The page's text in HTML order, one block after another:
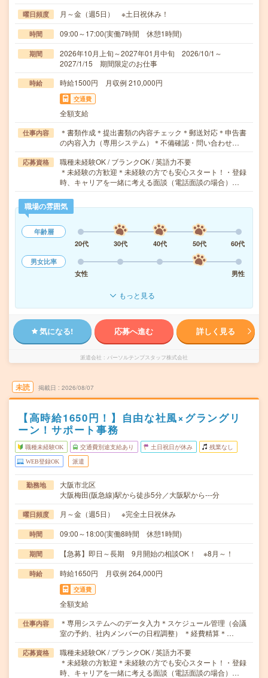
曜日頻度 月～金（週5日） ※土日祝休み！
時間 09:00～17:00(実働7時間 休憩1時間)
期間
2026年10月上旬～2027年01月中旬 2026/10/1～
2027/1/15 期間限定のお仕事
時給 時給1500円 月収例 210,000円
交通費
全額支給
仕事内容
＊書類作成＊提出書類の内容チェック＊郵送対応＊申告書
の内容入力（専用システム）＊不備確認・問い合わせ…
応募資格
職種未経験OK / ブランクOK / 英語力不要
＊未経験の方歓迎＊未経験の方でも安心スタート！・登録
時、キャリアを一緒に考える面談（電話面談の場合）…
職場の雰囲気
年齢層
20代
30代 40代 50代
60代
男女比率
女性
男性
もっと見る
気になる! 応募へ進む 詳しく見る
派遣会社 パーソルテンプスタッフ株式会社
未読 掲載日 2026/08/07
【高時給1650円！】自由な社風×グラングリ
ーン！サポート事務
職種未経験OK 交通費別途支給あり 土日祝日が休み 残業なし
WEB登録OK 派遣
勤務地
大阪市北区
大阪梅田(阪急線)駅から徒歩5分／大阪駅から---分
曜日頻度 月～金（週5日） ※完全土日祝休み
時間 09:00～18:00(実働8時間 休憩1時間)
期間 【急募】即日～長期 9月開始の相談OK！ ※8月～！
時給 時給1650円 月収例 264,000円
交通費
全額支給
仕事内容
＊専用システムへのデータ入力＊スケジュール管理（会議
室の予約、社内メンバーの日程調整） ＊経費精算＊…
応募資格
職種未経験OK / ブランクOK / 英語力不要
＊未経験の方歓迎＊未経験の方でも安心スタート！・登録
時、キャリアを一緒に考える面談（電話面談の場合）…